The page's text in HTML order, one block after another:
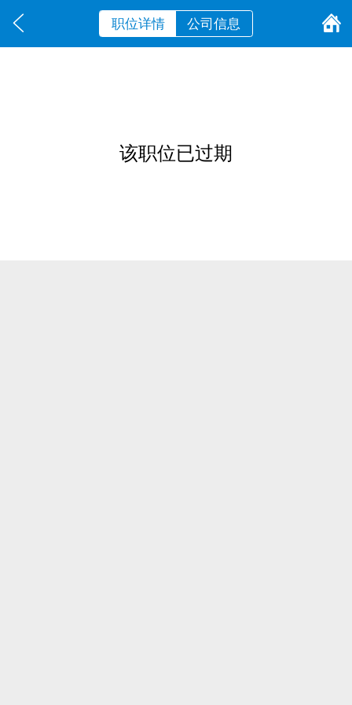
职位详情 公司信息
该职位已过期